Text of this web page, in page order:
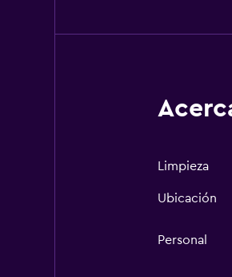
Limpieza
Ubicación
Personal